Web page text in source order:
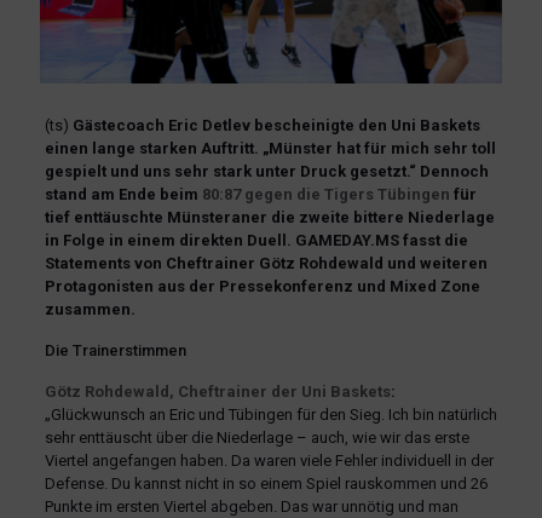
(ts) Gästecoach Eric Detlev bescheinigte den Uni Baskets
einen lange starken Auftritt. „Münster hat für mich sehr toll
gespielt und uns sehr stark unter Druck gesetzt.“ Dennoch
stand am Ende beim 80:87 gegen die Tigers Tübingen für
tief enttäuschte Münsteraner die zweite bittere Niederlage
in Folge in einem direkten Duell. GAMEDAY.MS fasst die
Statements von Cheftrainer Götz Rohdewald und weiteren
Protagonisten aus der Pressekonferenz und Mixed Zone
zusammen.
Die Trainerstimmen
Götz Rohdewald, Cheftrainer der Uni Baskets:
„Glückwunsch an Eric und Tübingen für den Sieg. Ich bin natürlich
sehr enttäuscht über die Niederlage – auch, wie wir das erste
Viertel angefangen haben. Da waren viele Fehler individuell in der
Defense. Du kannst nicht in so einem Spiel rauskommen und 26
Punkte im ersten Viertel abgeben. Das war unnötig und man